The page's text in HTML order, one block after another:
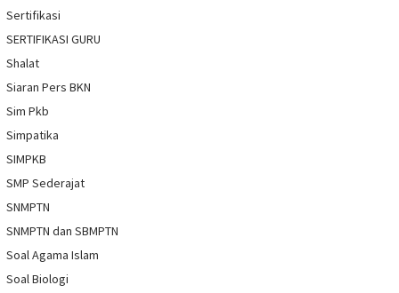
Sertifikasi
SERTIFIKASI GURU
Shalat
Siaran Pers BKN
Sim Pkb
Simpatika
SIMPKB
SMP Sederajat
SNMPTN
SNMPTN dan SBMPTN
Soal Agama Islam
Soal Biologi